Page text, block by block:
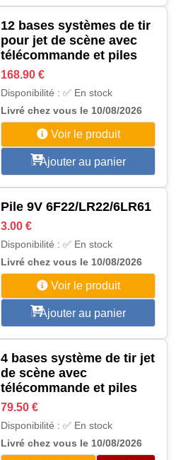
12 bases systèmes de tir
pour jet de scène avec
télécommande et piles
168.90 €
Disponibilité : ✅ En stock
Livré chez vous le 10/08/2026
Voir le produit
Ajouter au panier
Pile 9V 6F22/LR22/6LR61
3.00 €
Disponibilité : ✅ En stock
Livré chez vous le 10/08/2026
Voir le produit
Ajouter au panier
4 bases système de tir jet
de scène avec
télécommande et piles
79.50 €
Disponibilité : ✅ En stock
Livré chez vous le 10/08/2026